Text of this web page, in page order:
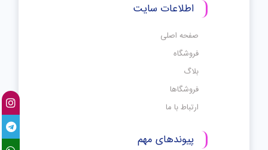
اطلاعات سایت
صفحه اصلی
فروشگاه
بلاگ
فروشگاها
ارتباط با ما
پیوندهای مهم